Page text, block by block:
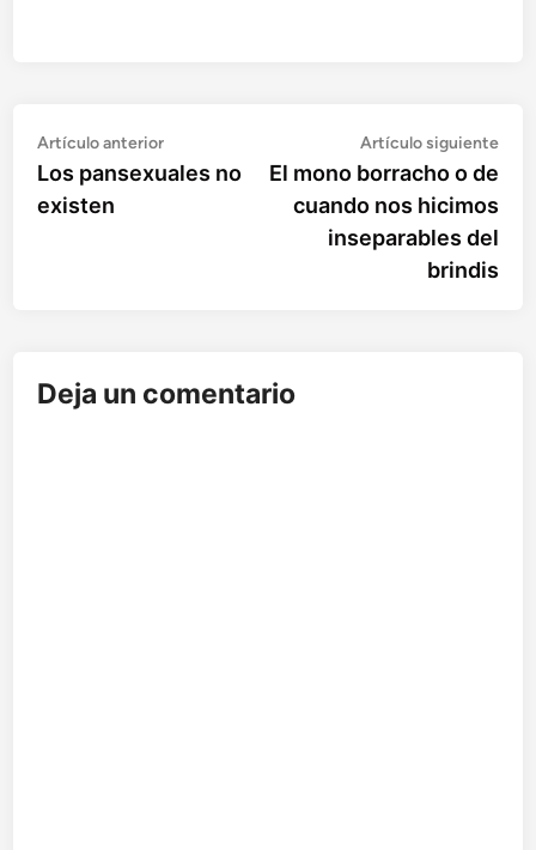
Navegación
de
Artículo anteriorArtículo
anterior:
Los pansexuales no
existen
Artículo siguiente
El mono borracho o de
cuando nos hicimos
inseparables del
brindis
Deja un comentario